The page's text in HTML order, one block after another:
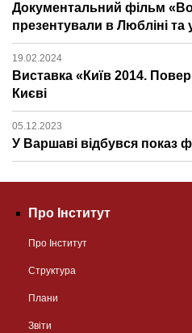
Документальний фільм
презентували в Любліні та
19.02.2024
Виставка «Київ 2014.
Києві
05.12.2023
У Варшаві відбувся показ
Про Інститут
Про Інститут
Структура
Плани
Звіти